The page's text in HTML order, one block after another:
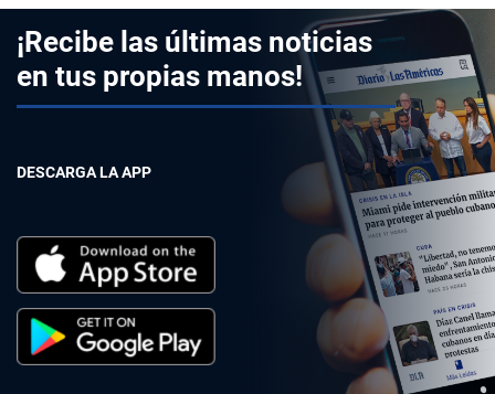
¡Recibe las últimas noticias
en tus propias manos!
DESCARGA LA APP